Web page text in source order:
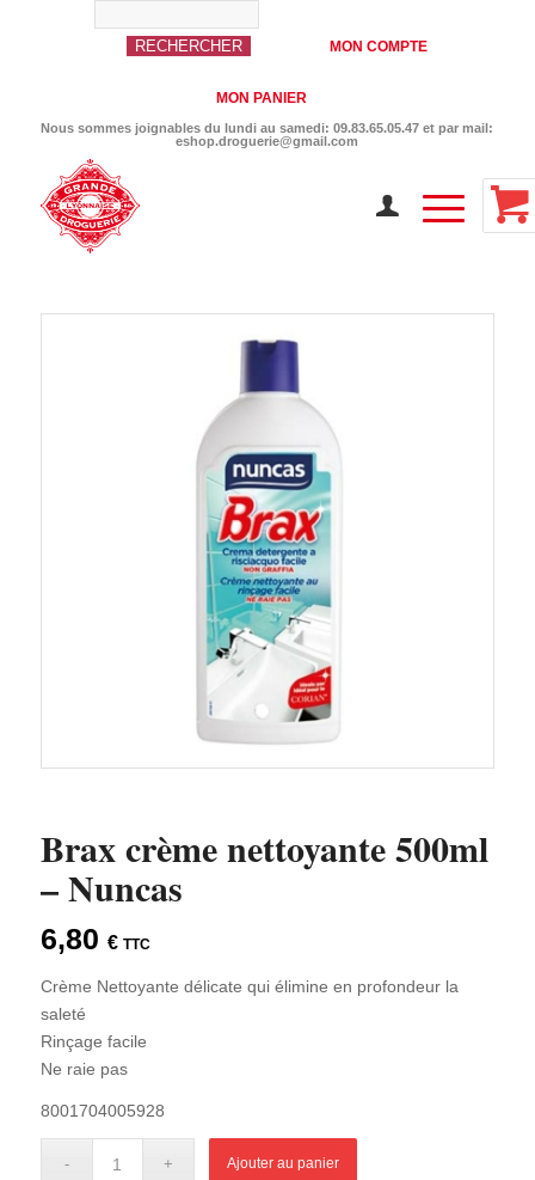
MON COMPTE
MON PANIER
Nous sommes joignables du lundi au samedi: 09.83.65.05.47 et par mail:
eshop.droguerie@gmail.com
Brax crème nettoyante 500ml
– Nuncas
6,80 € TTC
Crème Nettoyante délicate qui élimine en profondeur la
saleté
Rinçage facile
Ne raie pas
8001704005928
Ajouter au panier